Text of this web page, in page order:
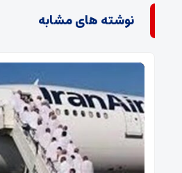
نوشته های مشابه